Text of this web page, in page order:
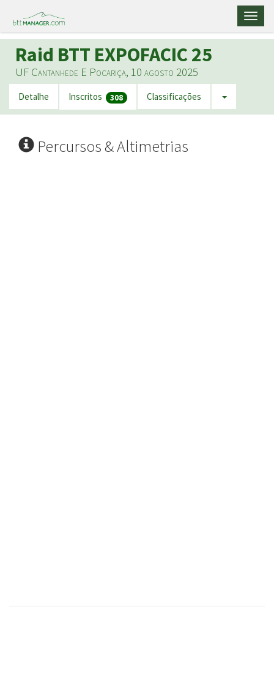
Raid BTT EXPOFACIC 25
UF Cantanhede E Pocariça, 10 agosto 2025
Detalhe Inscritos 308 Classificações
Percursos & Altimetrias